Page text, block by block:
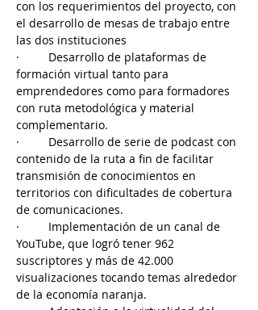
con los requerimientos del proyecto, con
el desarrollo de mesas de trabajo entre
las dos instituciones
·         Desarrollo de plataformas de
formación virtual tanto para
emprendedores como para formadores
con ruta metodológica y material
complementario.
·         Desarrollo de serie de podcast con
contenido de la ruta a fin de facilitar
transmisión de conocimientos en
territorios con dificultades de cobertura
de comunicaciones.
·         Implementación de un canal de
YouTube, que logró tener 962
suscriptores y más de 42.000
visualizaciones tocando temas alrededor
de la economía naranja.